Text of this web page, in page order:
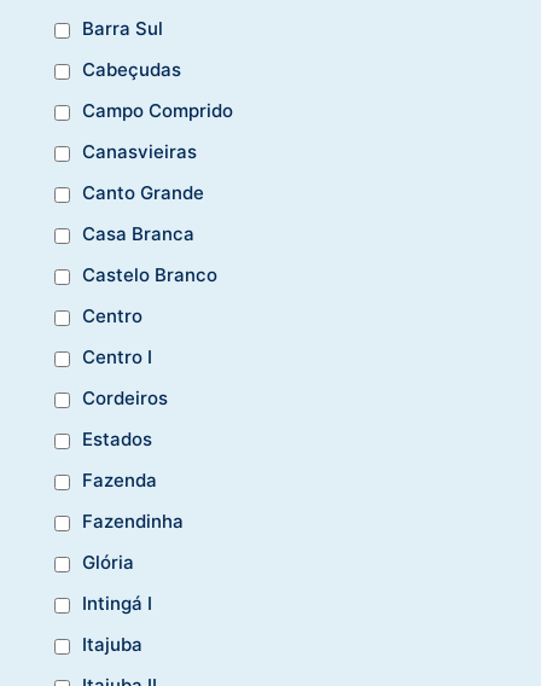
Barra Sul
Cabeçudas
Campo Comprido
Canasvieiras
Canto Grande
Casa Branca
Castelo Branco
Centro
Centro I
Cordeiros
Estados
Fazenda
Fazendinha
Glória
Intingá I
Itajuba